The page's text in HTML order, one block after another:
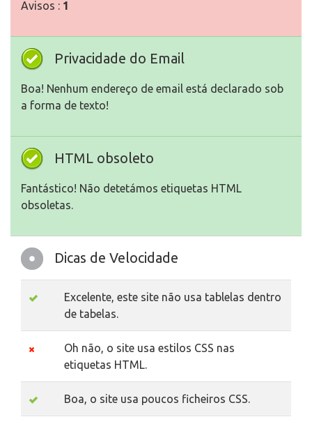
Avisos : 1
Privacidade do Email
Boa! Nenhum endereço de email está declarado sob
a forma de texto!
HTML obsoleto
Fantástico! Não detetámos etiquetas HTML
obsoletas.
Dicas de Velocidade
Excelente, este site não usa tablelas dentro
de tabelas.
Oh não, o site usa estilos CSS nas
etiquetas HTML.
Boa, o site usa poucos ficheiros CSS.